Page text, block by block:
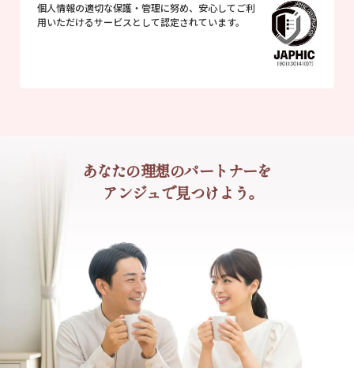
個人情報の適切な保護・管理に努め、安心してご利
用いただけるサービスとして認定されています。
あなたの理想のパートナーを
アンジュで見つけよう。